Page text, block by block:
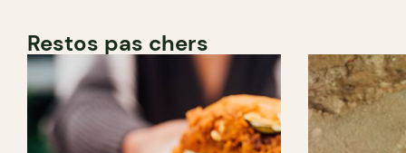
Restos pas chers